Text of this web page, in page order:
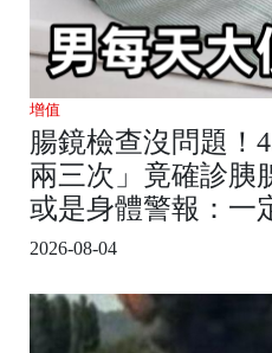
增值
腸鏡檢查沒問題！
兩三次」竟確診胰
或是身體警報：一
2026-08-04